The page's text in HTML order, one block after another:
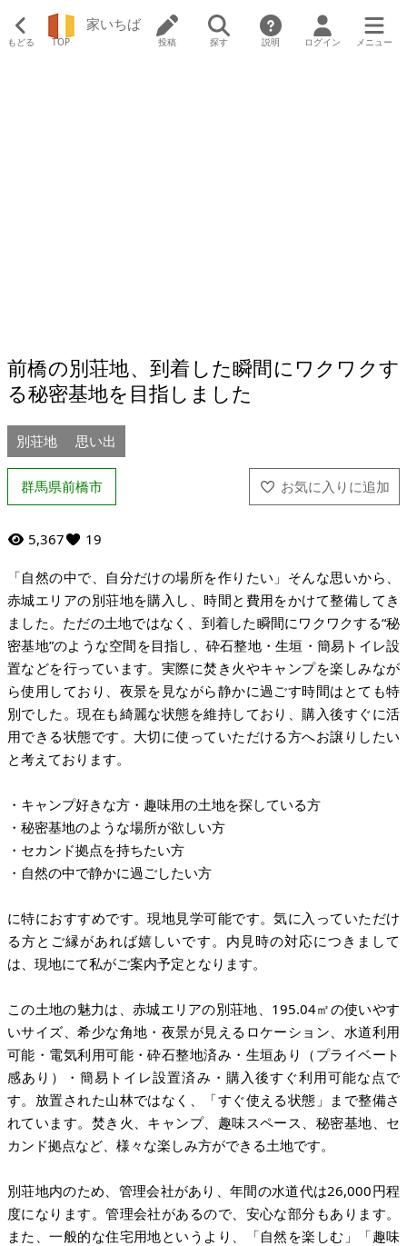
もどる TOP
家いちば
投稿 探す 説明 ログイン メニュー
前橋の別荘地、到着した瞬間にワクワクす
る秘密基地を目指しました
別荘地 思い出
群馬県前橋市
5,367 19
「自然の中で、自分だけの場所を作りたい」そんな思いから、
赤城エリアの別荘地を購入し、時間と費用をかけて整備してき
ました。ただの土地ではなく、到着した瞬間にワクワクする“秘
密基地”のような空間を目指し、砕石整地・生垣・簡易トイレ設
置などを行っています。実際に焚き火やキャンプを楽しみなが
ら使用しており、夜景を見ながら静かに過ごす時間はとても特
別でした。現在も綺麗な状態を維持しており、購入後すぐに活
用できる状態です。大切に使っていただける方へお譲りしたい
と考えております。
・キャンプ好きな方・趣味用の土地を探している方
・秘密基地のような場所が欲しい方
・セカンド拠点を持ちたい方
・自然の中で静かに過ごしたい方
に特におすすめです。現地見学可能です。気に入っていただけ
る方とご縁があれば嬉しいです。内見時の対応につきまして
は、現地にて私がご案内予定となります。
この土地の魅力は、赤城エリアの別荘地、195.04㎡の使いやす
いサイズ、希少な角地・夜景が見えるロケーション、水道利用
可能・電気利用可能・砕石整地済み・生垣あり（プライベート
感あり）・簡易トイレ設置済み・購入後すぐ利用可能な点で
す。放置された山林ではなく、「すぐ使える状態」まで整備さ
れています。焚き火、キャンプ、趣味スペース、秘密基地、セ
カンド拠点など、様々な楽しみ方ができる土地です。
別荘地内のため、管理会社があり、年間の水道代は26,000円程
度になります。管理会社があるので、安心な部分もあります。
また、一般的な住宅用地というより、「自然を楽しむ」「趣味